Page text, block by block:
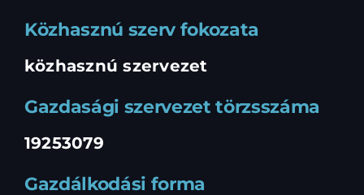
Közhasznú szerv fokozata
közhasznú szervezet
Gazdasági szervezet törzsszáma
19253079
Gazdálkodási forma